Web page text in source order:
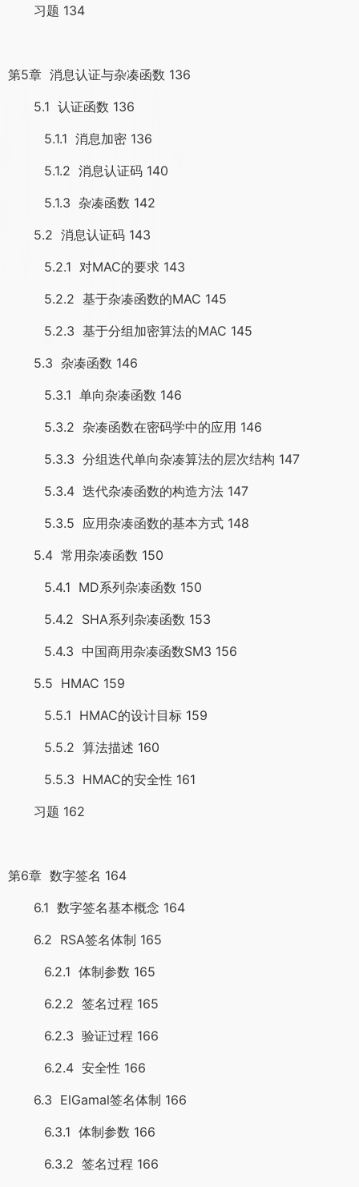
习题 134
第5章 消息认证与杂凑函数 136
5.1 认证函数 136
5.1.1 消息加密 136
5.1.2 消息认证码 140
5.1.3 杂凑函数 142
5.2 消息认证码 143
5.2.1 对MAC的要求 143
5.2.2 基于杂凑函数的MAC 145
5.2.3 基于分组加密算法的MAC 145
5.3 杂凑函数 146
5.3.1 单向杂凑函数 146
5.3.2 杂凑函数在密码学中的应用 146
5.3.3 分组迭代单向杂凑算法的层次结构 147
5.3.4 迭代杂凑函数的构造方法 147
5.3.5 应用杂凑函数的基本方式 148
5.4 常用杂凑函数 150
5.4.1 MD系列杂凑函数 150
5.4.2 SHA系列杂凑函数 153
5.4.3 中国商用杂凑函数SM3 156
5.5 HMAC 159
5.5.1 HMAC的设计目标 159
5.5.2 算法描述 160
5.5.3 HMAC的安全性 161
习题 162
第6章 数字签名 164
6.1 数字签名基本概念 164
6.2 RSA签名体制 165
6.2.1 体制参数 165
6.2.2 签名过程 165
6.2.3 验证过程 166
6.2.4 安全性 166
6.3 ElGamal签名体制 166
6.3.1 体制参数 166
6.3.2 签名过程 166